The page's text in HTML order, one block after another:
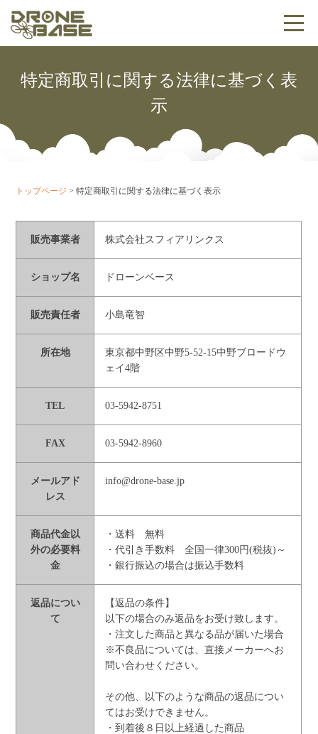
特定商取引に関する法律に基づく表
示
トップページ >特定商取引に関する法律に基づく表示
販売事業者 株式会社スフィアリンクス
ショップ名 ドローンベース
販売責任者 小島竜智
所在地
東京都中野区中野5-52-15中野ブロードウ
ェイ4階
TEL 03-5942-8751
FAX 03-5942-8960
メールアド
レス
info@drone-base.jp
商品代金以
外の必要料
金
・送料 無料
・代引き手数料 全国一律300円(税抜)～
・銀行振込の場合は振込手数料
返品につい
て
【返品の条件】
以下の場合のみ返品をお受け致します。
・注文した商品と異なる品が届いた場合
※不良品については、直接メーカーへお
問い合わせください。
その他、以下のような商品の返品につい
てはお受けできません。
・到着後８日以上経過した商品